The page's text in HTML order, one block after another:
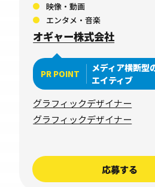
映像・動画
エンタメ・音楽
オギャー株式会社
PR POINT
メディア横断型
エイティブ
グラフィックデザイナー
グラフィックデザイナー
応募する